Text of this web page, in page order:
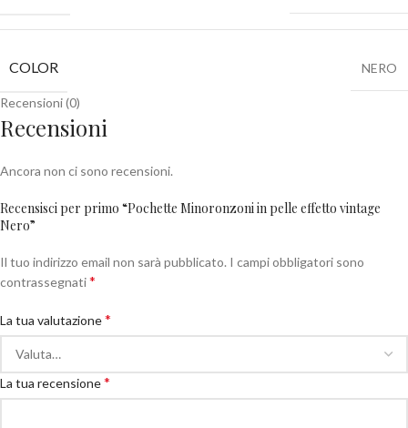
COLOR NERO
Recensioni (0)
Recensioni
Ancora non ci sono recensioni.
Recensisci per primo “Pochette Minoronzoni in pelle effetto vintage
Nero”
Il tuo indirizzo email non sarà pubblicato. I campi obbligatori sono
contrassegnati*
La tua valutazione*
La tua recensione*